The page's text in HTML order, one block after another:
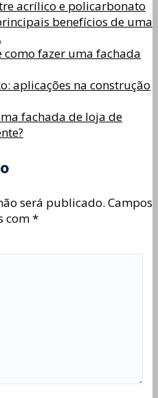
acrílico e policarbonato
benefícios de uma
como fazer uma fachada
aplicações na construção
fachada de loja de
será publicado. Campos
com*